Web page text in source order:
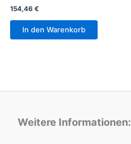
154,46 €
In den Warenkorb
Weitere Informationen: